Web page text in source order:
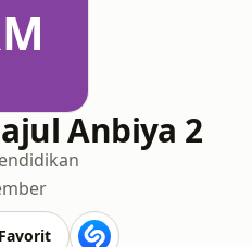
Anbiya 2